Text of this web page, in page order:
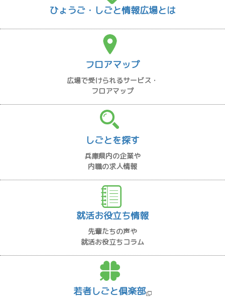
ひょうご・しごと情報広場とは
フロアマップ
広場で受けられるサービス・
フロアマップ
しごとを探す
兵庫県内の企業や
内職の求人情報
就活お役立ち情報
先輩たちの声や
就活お役立ちコラム
若者しごと倶楽部